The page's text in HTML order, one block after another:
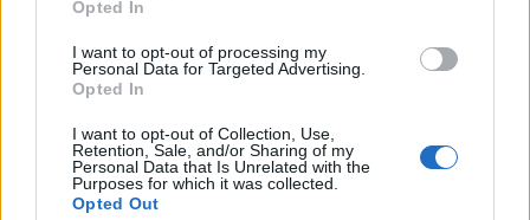
Opted In
I want to opt-out of processing my
Personal Data for Targeted Advertising.
Opted In
I want to opt-out of Collection, Use,
Retention, Sale, and/or Sharing of my
Personal Data that Is Unrelated with the
Purposes for which it was collected.
Opted Out
προσφέρουν οι συμμετέχοντες σταρ"
Και η δράση φυσικά δεν σταματά μόλις ο παίκτης
περάσει τη γραμμή του τερματισμού στη Νέα Υόρκη.
πρόκληση και έντονα ανταγωνιστικό multiplayer. Στον
τελευταίο αυτό τίτλο επιστρέφει ξανά το Autolog, που
επιτρέπει την παροχή feedback της απόδοσης του